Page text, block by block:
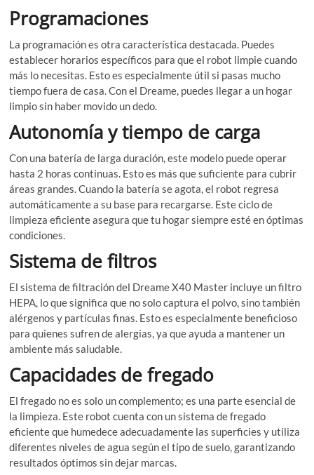
Programaciones
La programación es otra característica destacada. Puedes
establecer horarios específicos para que el robot limpie cuando
más lo necesitas. Esto es especialmente útil si pasas mucho
tiempo fuera de casa. Con el Dreame, puedes llegar a un hogar
limpio sin haber movido un dedo.
Autonomía y tiempo de carga
Con una batería de larga duración, este modelo puede operar
hasta 2 horas continuas. Esto es más que suficiente para cubrir
áreas grandes. Cuando la batería se agota, el robot regresa
automáticamente a su base para recargarse. Este ciclo de
limpieza eficiente asegura que tu hogar siempre esté en óptimas
condiciones.
Sistema de filtros
El sistema de filtración del Dreame X40 Master incluye un filtro
HEPA, lo que significa que no solo captura el polvo, sino también
alérgenos y partículas finas. Esto es especialmente beneficioso
para quienes sufren de alergias, ya que ayuda a mantener un
ambiente más saludable.
Capacidades de fregado
El fregado no es solo un complemento; es una parte esencial de
la limpieza. Este robot cuenta con un sistema de fregado
eficiente que humedece adecuadamente las superficies y utiliza
diferentes niveles de agua según el tipo de suelo, garantizando
resultados óptimos sin dejar marcas.